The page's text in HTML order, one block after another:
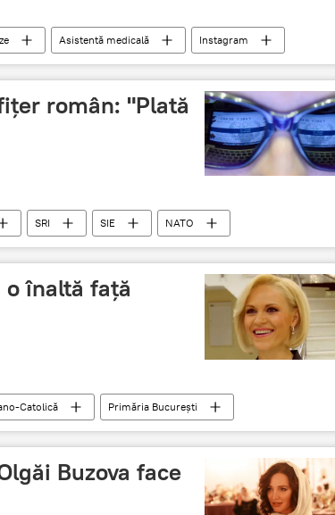
Asistentă medicală Instagram
român: "Plată
SRI SIE
NATO
Informații
Atac cibernetic 2017
o înaltă față
Catolică
Primăria București
Arhiepiscop România
Buzova face